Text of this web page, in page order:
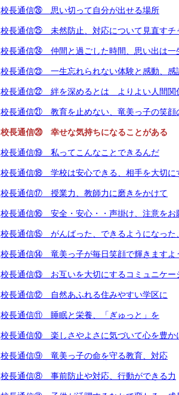
校長通信㉖ 思い切って自分が出せる場所
校長通信㉕ 未然防止、対応について見直すチ
校長通信㉔ 仲間と過ごした時間、思い出は一
校長通信㉓ 一生忘れられない体験と感動、感
校長通信㉒ 絆を深めるとは よりよい人間関
校長通信㉑ 教育を止めない、竜美っ子の笑顔
校長通信⑳ 幸せな気持ちになることがある
校長通信⑲ 私ってこんなことできるんだ
校長通信⑱ 学校は安心できる、相手を大切に
校長通信⑰ 授業力、教師力に磨きをかけて
校長通信⑯ 安全・安心・・声掛け、注意をお
校長通信⑮ がんばった、できるようになった
校長通信⑭ 竜美っ子が毎日笑顔で輝きますよ
校長通信⑬ お互いを大切にするコミュニケー
校長通信⑫ 自然あふれる住みやすい学区に
校長通信⑪ 睡眠と栄養、「ぎゅっと」を
校長通信⑩ 楽しさやよさに気づいて心を豊か
校長通信⑨ 竜美っ子の命を守る教育、対応
校長通信⑧ 事前防止や対応、行動ができる力